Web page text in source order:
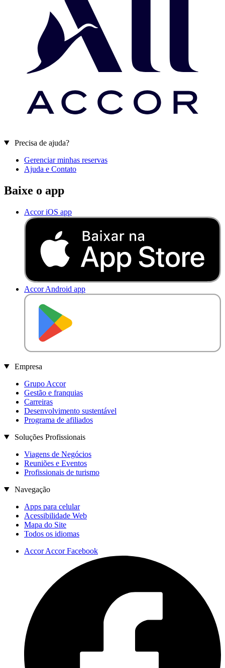
Precisa de ajuda?
Gerenciar minhas reservas
Ajuda e Contato
Baixe o app
Accor iOS app
Accor Android app
Empresa
Grupo Accor
Gestão e franquias
Carreiras
Desenvolvimento sustentável
Programa de afiliados
Soluções Profissionais
Viagens de Negócios
Reuniões e Eventos
Profissionais de turismo
Navegação
Apps para celular
Acessibilidade Web
Mapa do Site
Todos os idiomas
Accor Accor Facebook